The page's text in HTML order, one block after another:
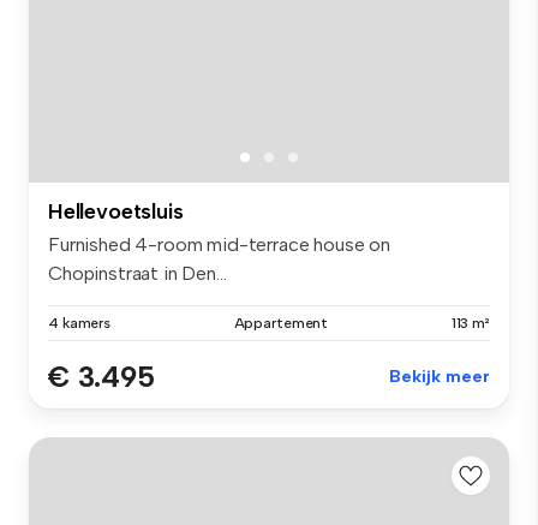
Hellevoetsluis
Furnished 4-room mid-terrace house on
Chopinstraat in Den...
4 kamers Appartement 113 m²
€ 3.495 Bekijk meer